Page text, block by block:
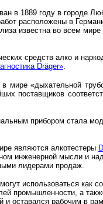
в 1889 году в городе
расположены в
известна во всем
средств алко и
Dräger»
мире «дыхательной
поставщиков
прибором стала
являются алкотестеры
инженерной мысли и
лидерами продаж.
использоваться
промышленности, а
оставался рабочим в